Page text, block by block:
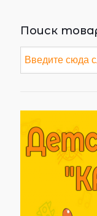
Поиск